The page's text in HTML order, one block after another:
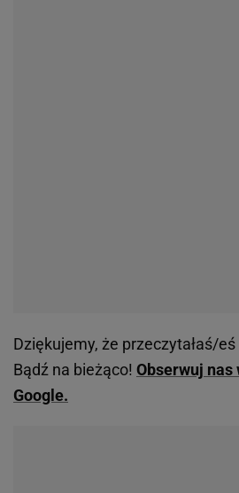
Dziękujemy, że przeczytałaś/eś
Bądź na bieżąco! Obserwuj nas
Google.